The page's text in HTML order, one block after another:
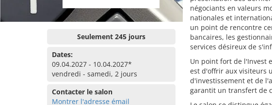
Seulement 245 jours
Dates:
09.04.2027 - 10.04.2027*
vendredi - samedi, 2 jours
Contacter le salon
Montrer l'adresse émail
négociants en valeurs
nationales et
un point de rencontre
bancaires, les
services désireux de
Un point fort de l'Invest
est d'offrir aux visiteurs
d'investissement et de
garantit un transfert de